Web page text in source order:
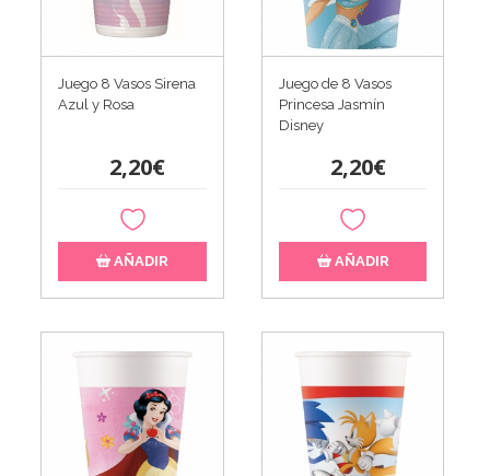
Juego 8 Vasos Sirena
Azul y Rosa
2,20€
AÑADIR
Juego de 8 Vasos
Princesa Jasmín
Disney
2,20€
AÑADIR